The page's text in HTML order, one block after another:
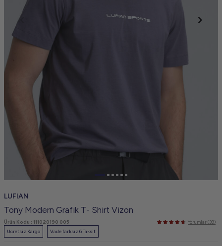
LUFIAN
Tony Modern Grafik T- Shirt Vizon
Ürün Kodu : 111020190 005
Yorumlar (39)
Ücretsiz Kargo
Vade farksız 6 Taksit